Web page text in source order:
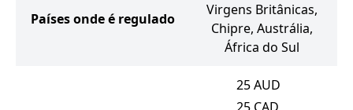
Países onde é regulado
Virgens Britânicas,
Chipre, Austrália,
África do Sul
25 AUD